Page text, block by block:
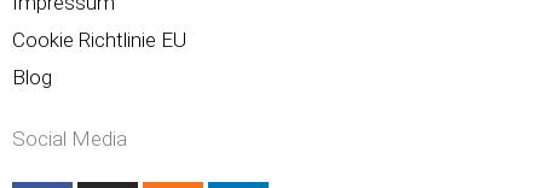
Cookie Richtlinie EU
Blog
Social Media